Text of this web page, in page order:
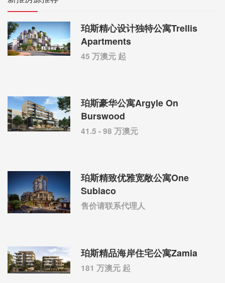
珀斯精心设计独特公寓Trellis
Apartments
45 万澳元 起
珀斯豪华公寓Argyle On
Burswood
41.5 - 98 万澳元
珀斯精致优雅宽敞公寓One
Subiaco
售价请联系代理人
珀斯精品海岸住宅公寓Zamia
181 万澳元 起